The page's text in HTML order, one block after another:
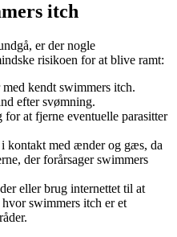
itch
er der nogle
risikoen for at blive ramt:
kendt swimmers itch.
efter svømning.
at fjerne eventuelle parasitter
kontakt med ænder og gæs, da
der forårsager swimmers
eller brug internettet til at
swimmers itch er et